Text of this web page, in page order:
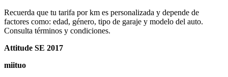
Recuerda que tu tarifa por km es personalizada y depende de
factores como: edad, género, tipo de garaje y modelo del auto.
Consulta términos y condiciones.
Attitude SE 2017
miituo